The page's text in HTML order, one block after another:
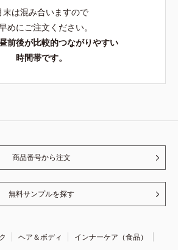
末は混み合いますので
めにご注文ください。
前後が比較的つながりやすい
時間帯です。
商品番号から注文
無料サンプルを探す
ヘア＆ボディ
インナーケア（食品）